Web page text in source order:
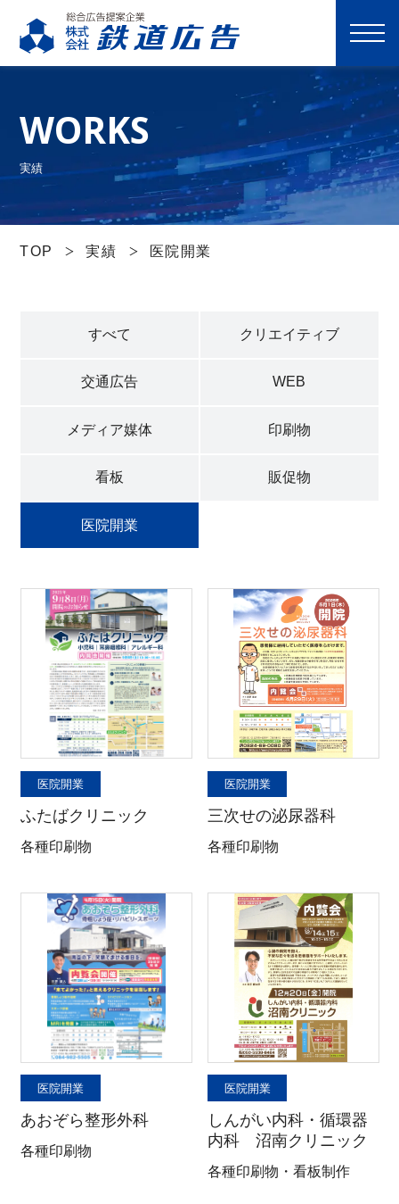
M
E
0848-20-2202
受付：平日 8:45-17:15
お問い合わせ
選ばれる理由
サービス一覧
プライバシポリシー
サイトマップ
WORKS
実績
TOP 実績 医院開業
すべて クリエイティブ
交通広告 WEB
メディア媒体 印刷物
看板 販促物
医院開業
医院開業
ふたばクリニック
各種印刷物
医院開業
三次せの泌尿器科
各種印刷物
医院開業
あおぞら整形外科
各種印刷物
医院開業
しんがい内科・循環器
内科 沼南クリニック
各種印刷物・看板制作